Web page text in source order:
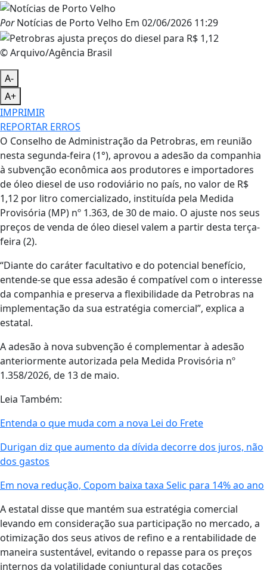
PorNotícias de Porto Velho Em 02/06/2026 11:29
© Arquivo/Agência Brasil
A-
A+
IMPRIMIR
REPORTAR ERROS
O Conselho de Administração da Petrobras, em reunião
nesta segunda-feira (1°), aprovou a adesão da companhia
à subvenção econômica aos produtores e importadores
de óleo diesel de uso rodoviário no país, no valor de R$
1,12 por litro comercializado, instituída pela Medida
Provisória (MP) nº 1.363, de 30 de maio. O ajuste nos seus
preços de venda de óleo diesel valem a partir desta terça-
feira (2).
“Diante do caráter facultativo e do potencial benefício,
entende-se que essa adesão é compatível com o interesse
da companhia e preserva a flexibilidade da Petrobras na
implementação da sua estratégia comercial”, explica a
estatal.
A adesão à nova subvenção é complementar à adesão
anteriormente autorizada pela Medida Provisória nº
1.358/2026, de 13 de maio.
Leia Também:
Entenda o que muda com a nova Lei do Frete
Durigan diz que aumento da dívida decorre dos juros, não
dos gastos
Em nova redução, Copom baixa taxa Selic para 14% ao ano
A estatal disse que mantém sua estratégia comercial
levando em consideração sua participação no mercado, a
otimização dos seus ativos de refino e a rentabilidade de
maneira sustentável, evitando o repasse para os preços
internos da volatilidade conjuntural das cotações